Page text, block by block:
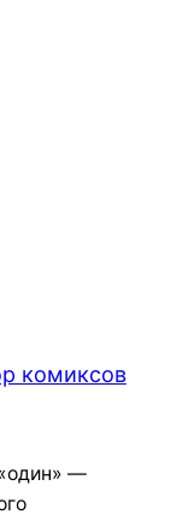
комиксов
—